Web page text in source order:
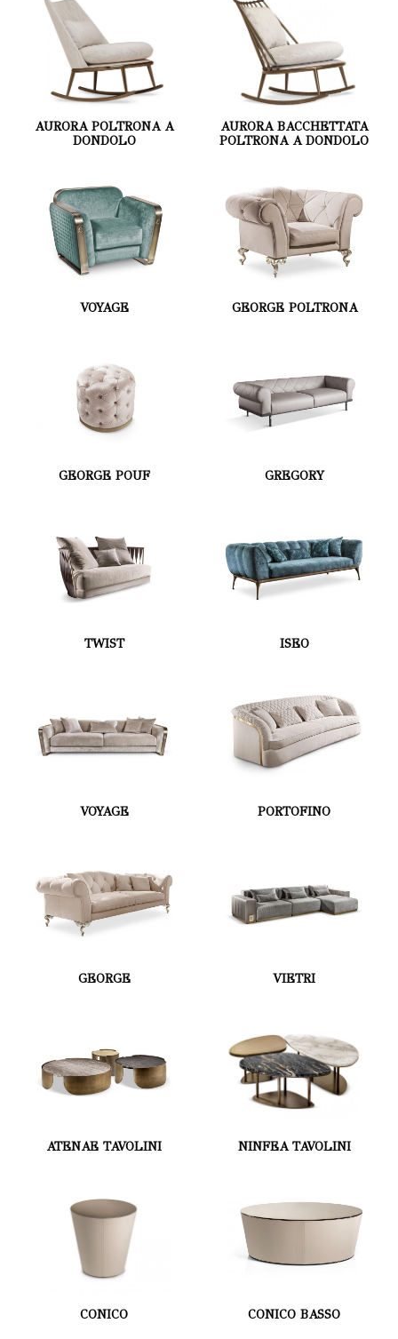
AURORA POLTRONA A
DONDOLO
AURORA BACCHETTATA
POLTRONA A DONDOLO
VOYAGE GEORGE POLTRONA
GEORGE POUF GREGORY
TWIST ISEO
VOYAGE PORTOFINO
GEORGE VIETRI
ATENAE TAVOLINI NINFEA TAVOLINI
CONICO CONICO BASSO